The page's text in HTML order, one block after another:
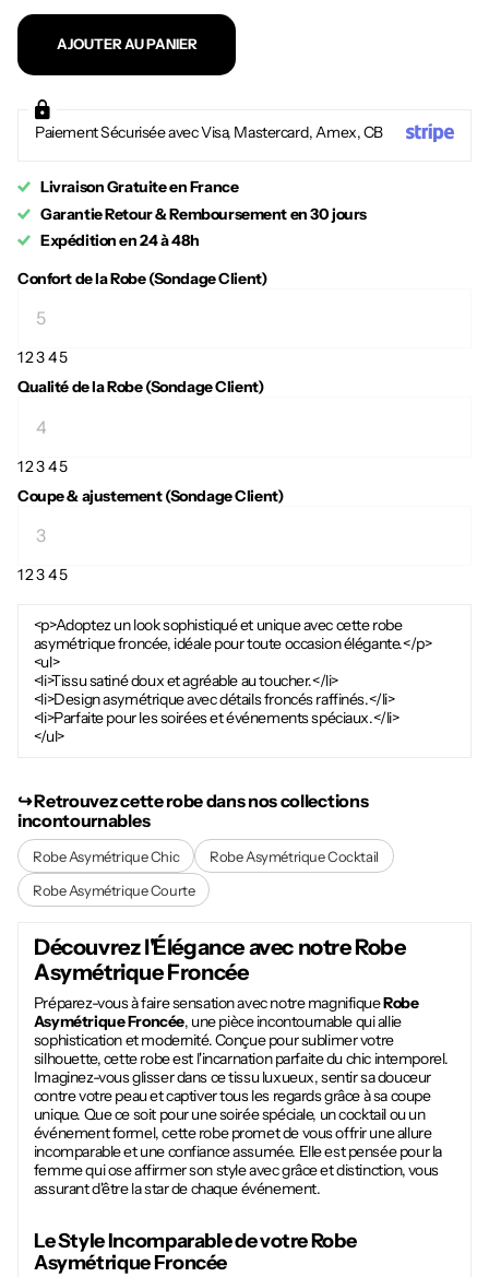
AJOUTER AU PANIER
Paiement Sécurisée avec Visa, Mastercard, Amex, CB
Livraison Gratuite en France
Garantie Retour & Remboursement en 30 jours
Expédition en 24 à 48h
Confort de la Robe (Sondage Client)
12345
Qualité de la Robe (Sondage Client)
12345
Coupe & ajustement (Sondage Client)
12345
<p>Adoptez un look sophistiqué et unique avec cette robe
asymétrique froncée, idéale pour toute occasion élégante.</p>
<ul>
<li>Tissu satiné doux et agréable au toucher.</li>
<li>Design asymétrique avec détails froncés raffinés.</li>
<li>Parfaite pour les soirées et événements spéciaux.</li>
</ul>
↪︎ Retrouvez cette robe dans nos collections
incontournables
Robe Asymétrique Chic
Robe Asymétrique Cocktail
Robe Asymétrique Courte
Découvrez l'Élégance avec notreRobe
Asymétrique Froncée
Préparez-vous à faire sensation avec notre magnifiqueRobe
Asymétrique Froncée, une pièce incontournable qui allie
sophistication et modernité. Conçue pour sublimer votre
silhouette, cette robe est l'incarnation parfaite du chic intemporel.
Imaginez-vous glisser dans ce tissu luxueux, sentir sa douceur
contre votre peau et captiver tous les regards grâce à sa coupe
unique. Que ce soit pour une soirée spéciale, un cocktail ou un
événement formel, cette robe promet de vous offrir une allure
incomparable et une confiance assumée. Elle est pensée pour la
femme qui ose affirmer son style avec grâce et distinction, vous
assurant d'être la star de chaque événement.
Le Style Incomparable de votreRobe
Asymétrique Froncée